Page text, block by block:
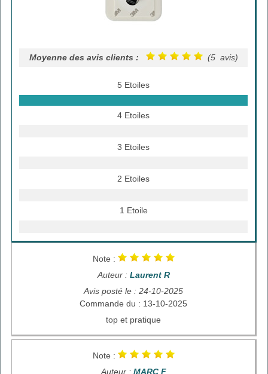
Moyenne des avis clients : (5 avis)
5 Etoiles
4 Etoiles
3 Etoiles
2 Etoiles
1 Etoile
Note :
Auteur : Laurent R
Avis posté le : 24-10-2025
Commande du : 13-10-2025
top et pratique
Note :
Auteur : MARC F